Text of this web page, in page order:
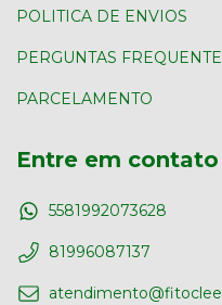
POLITICA DE ENVIOS
PERGUNTAS
PARCELAMENTO
Entre em
5581992073628
81996087137